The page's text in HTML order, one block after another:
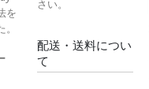
を
さい。
配送・送料につい
て